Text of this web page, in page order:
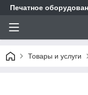
Печатное
Товары и услуги